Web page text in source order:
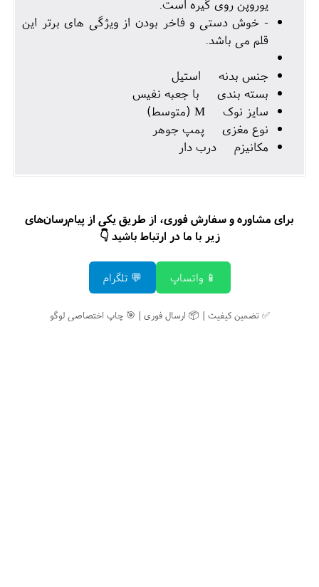
یوروپن روی گیره است.
- خوش دستی و فاخر بودن از ویژگی های برتر این
قلم می باشد.
جنس بدنه استیل
بسته بندی با جعبه نفیس
سایز نوک M (متوسط)
نوع مغزی پمپ جوهر
مکانیزم درب دار
برای مشاوره و سفارش فوری، از طریق یکی از پیام‌رسان‌های
زیر با ما در ارتباط باشید 👇
📱 واتساپ 💬 تلگرام
✅ تضمین کیفیت | 📦 ارسال فوری | 🎯 چاپ اختصاصی لوگو